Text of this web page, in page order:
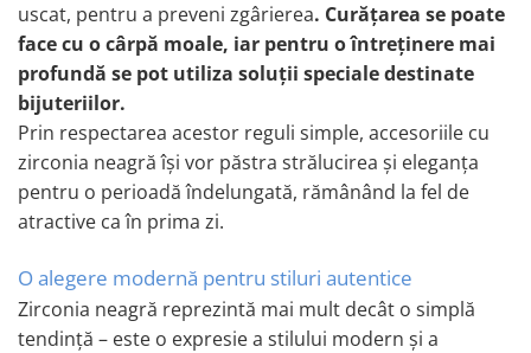
uscat, pentru a preveni zgârierea. Curățarea se poate
face cu o cârpă moale, iar pentru o întreținere mai
profundă se pot utiliza soluții speciale destinate
bijuteriilor.
Prin respectarea acestor reguli simple, accesoriile cu
zirconia neagră își vor păstra strălucirea și eleganța
pentru o perioadă îndelungată, rămânând la fel de
atractive ca în prima zi.
O alegere modernă pentru stiluri autentice
Zirconia neagră reprezintă mai mult decât o simplă
tendință – este o expresie a stilului modern și a